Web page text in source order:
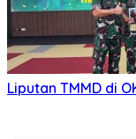
Liputan TMMD di